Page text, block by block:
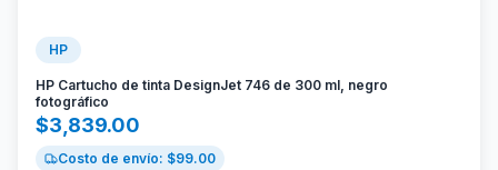
HP
HP Cartucho de tinta DesignJet 746 de 300 ml, negro
fotográfico
$3,839.00
Costo de envío: $99.00